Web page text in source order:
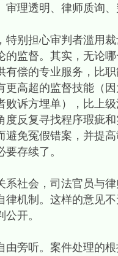
审理透明、律师质询
特别担心审判者滥用
的监督。其实，无论
有偿的专业服务，比
更高超的监督技能（
败诉方埋单），比上
度反复寻找程序瑕疵
避免冤假错案，并提
存续了。
系社会，司法官员与
律机制。这样的意见
开。
由旁听。案件处理的